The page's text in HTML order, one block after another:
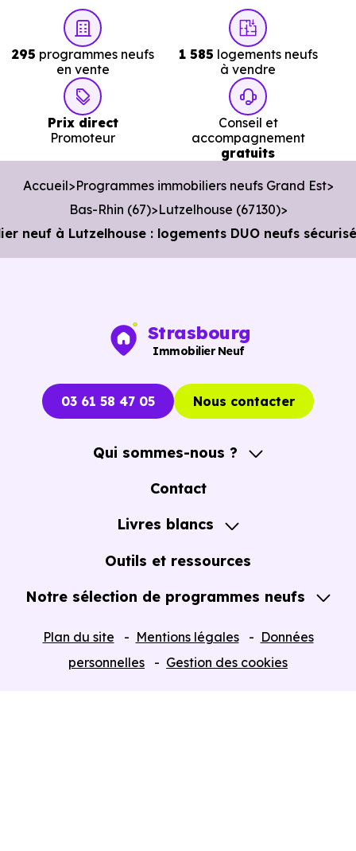
295 programmes neufs
en vente
1 585 logements neufs
à vendre
Prix direct
Promoteur
Conseil et
accompagnement
gratuits
Accueil Programmes immobiliers neufs Grand Est
Bas-Rhin (67) Lutzelhouse (67130)
neuf à Lutzelhouse : logements DUO neufs
Strasbourg
Immobilier Neuf
03 61 58 47 05 Nous contacter
Qui sommes-nous ?
A propos
Contact
Livres blancs
Guide de l'Achat immobilier neuf en VEFA
Outils et ressources
Notre sélection de programmes neufs
Plan du site Mentions légales
Données
personnelles
Gestion des cookies